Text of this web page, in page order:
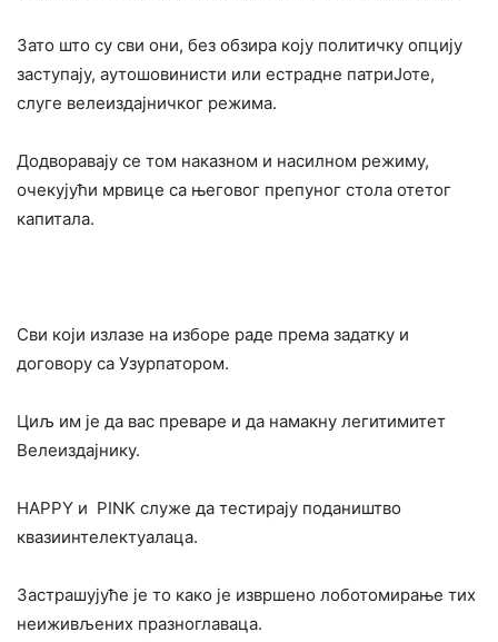
Зато што су сви они, без обзира коју политичку опцију
заступају, аутошовинисти или естрадне патриЈоте,
слуге велеиздајничког режима.
Додворавају се том наказном и насилном режиму,
очекујући мрвице са његовог препуног стола отетог
капитала.
Сви који излазе на изборе раде према задатку и
договору са Узурпатором.
Циљ им је да вас преваре и да намакну легитимитет
Велеиздајнику.
HAPPY и PINK служе да тестирају подаништво
квазиинтелектуалаца.
Застрашујуће је то како је извршено лоботомирање тих
неиживљених празноглаваца.